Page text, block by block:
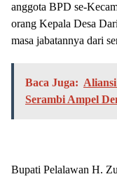
anggota BPD se-
orang Kepala Desa
masa jabatannya dari
Baca Juga:
Serambi Ampel
Bupati Pelalawan H.